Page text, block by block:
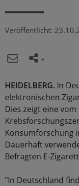
Veröffentlicht:
HEIDELBERG. In
elektronischen
Dies zeigt eine
Konsumforschung
Dauerhaft
Befragten E-
"In Deutschland